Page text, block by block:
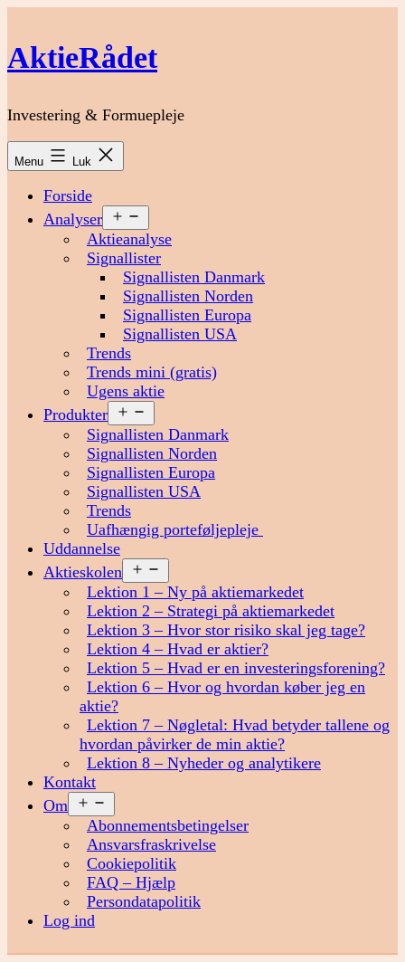
indhold
AktieRådet
Investering & Formuepleje
Menu Luk
Forside
Analyser
menu
Aktieanalyse
Signallister
Signallisten Danmark
Signallisten Norden
Signallisten Europa
Signallisten USA
Trends
Trends mini (gratis)
Ugens aktie
Produkter
menu
Signallisten Danmark
Signallisten Norden
Signallisten Europa
Signallisten USA
Trends
Uafhængig porteføljepleje
Uddannelse
Aktieskolen
menu
Lektion 1 – Ny på aktiemarkedet
Lektion 2 – Strategi på aktiemarkedet
Lektion 3 – Hvor stor risiko skal jeg tage?
Lektion 4 – Hvad er aktier?
Lektion 5 – Hvad er en investeringsforening?
Lektion 6 – Hvor og hvordan køber jeg en
aktie?
Lektion 7 – Nøgletal: Hvad betyder tallene og
hvordan påvirker de min aktie?
Lektion 8 – Nyheder og analytikere
Kontakt
Om
menu
Abonnementsbetingelser
Ansvarsfraskrivelse
Cookiepolitik
FAQ – Hjælp
Persondatapolitik
Log ind